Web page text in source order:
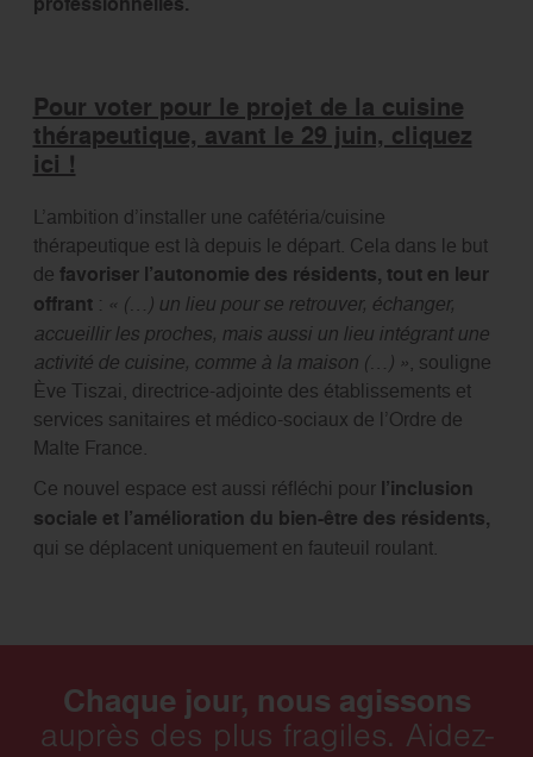
Pour voter pour le projet de la cuisine
thérapeutique, avant le 29 juin, cliquez
ici !
L’ambition d’installer une cafétéria/cuisine
thérapeutique est là depuis le départ. Cela dans le but
de favoriser l’autonomie des résidents, tout en leur
offrant: « (…) un lieu pour se retrouver, échanger,
accueillir les proches, mais aussi un lieu intégrant une
activité de cuisine, comme à la maison (…) », souligne
Ève Tiszai, directrice-adjointe des établissements et
services sanitaires et médico-sociaux de l’Ordre de
Malte France.
Ce nouvel espace est aussi réfléchi pour l’inclusion
sociale et l’amélioration du bien-être des résidents,
qui se déplacent uniquement en fauteuil roulant.
Chaque jour, nous agissons
auprès des plus fragiles. Aidez-